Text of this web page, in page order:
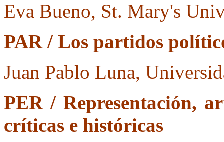
Eva Bueno, St. Mary's
PAR / Los partidos
Juan Pablo Luna,
PER / Representación,
críticas e históricas